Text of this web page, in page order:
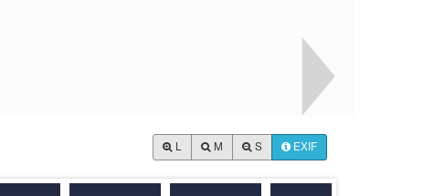
M S EXIF